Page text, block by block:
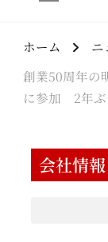
ホーム
ニ
創業50周年の
に参加 2年ぶ
会社情報